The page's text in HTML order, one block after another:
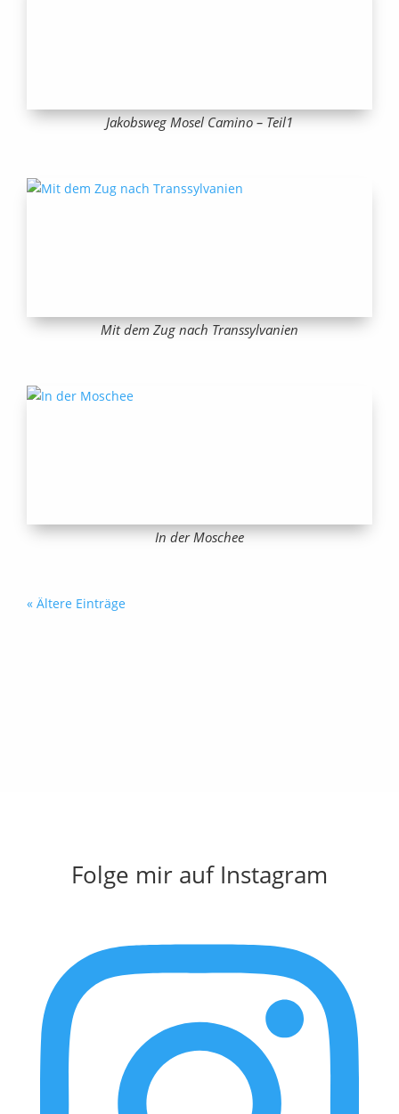
Jakobsweg Mosel Camino – Teil1
Mit dem Zug nach Transsylvanien
In der Moschee
« Ältere Einträge
Folge mir auf Instagram